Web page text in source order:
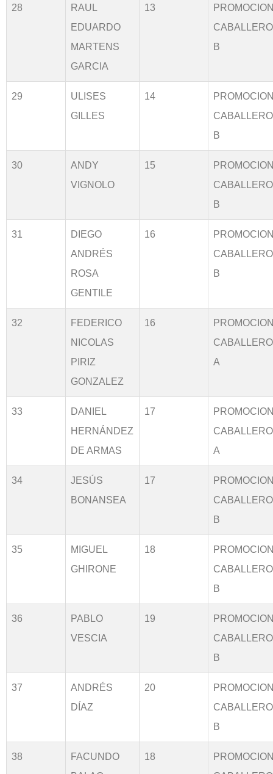
28
RAUL
EDUARDO
MARTENS
GARCIA
13
B
29
ULISES
GILLES
14
B
30
ANDY
VIGNOLO
15
B
31
DIEGO
ANDRÉS
ROSA
GENTILE
16
B
32
FEDERICO
NICOLAS
PIRIZ
GONZALEZ
16
A
33
DANIEL
HERNÁNDEZ
DE ARMAS
17
A
34
JESÚS
BONANSEA
17
B
35
MIGUEL
GHIRONE
18
B
36
PABLO
VESCIA
19
B
37
ANDRÉS
DÍAZ
20
B
38
FACUNDO
18